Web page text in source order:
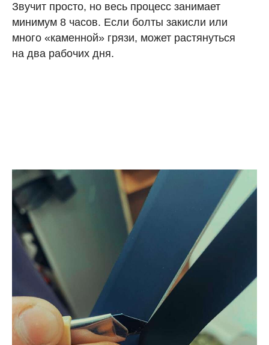
Звучит просто, но весь процесс занимает
минимум 8 часов. Если болты закисли или
много «каменной» грязи, может растянуться
на два рабочих дня.